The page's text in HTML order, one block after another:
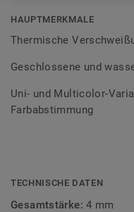
Bodenbelagssortiment
von Kontrastfarben
HAUPTMERKMALE
Thermische
Geschlossene und
Uni- und Multicolor-
Farbabstimmung
TECHNISCHE DATEN
Gesamtstärke:4 mm